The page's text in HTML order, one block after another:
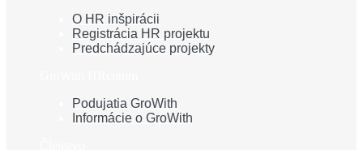
O HR inšpirácii
Registrácia HR projektu
Predchádzajúce projekty
Podujatia GroWith
Informácie o GroWith